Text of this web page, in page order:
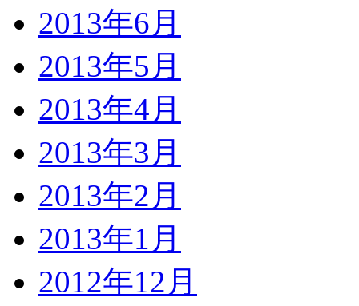
2013年6月
2013年5月
2013年4月
2013年3月
2013年2月
2013年1月
2012年12月